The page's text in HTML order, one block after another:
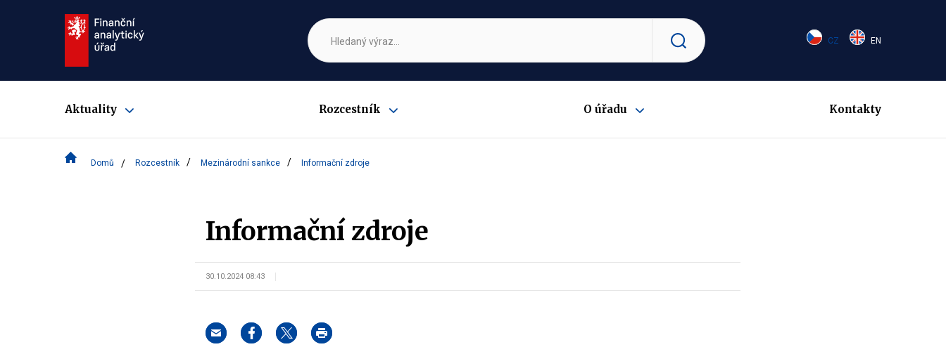
CZ EN
Aktuality Rozcestník O úřadu Kontakty
Domů Rozcestník Mezinárodní sankce Informační zdroje
Informační zdroje
30.10.2024 08:43